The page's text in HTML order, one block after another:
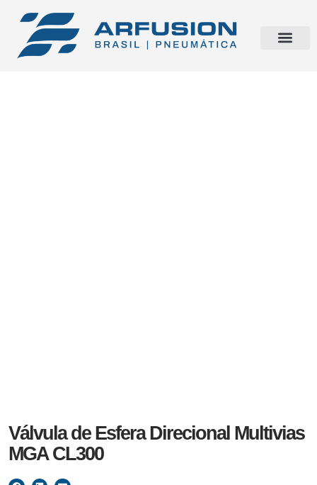
Válvula de Esfera Direcional Multivias
MGA CL300